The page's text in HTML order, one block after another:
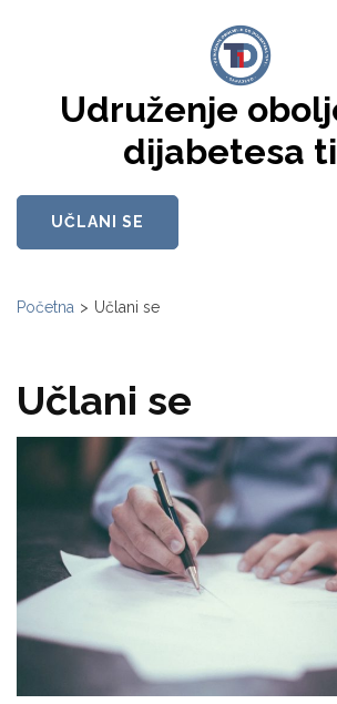
Udruženje
dijabetesa
UČLANI SE
Početna > Učlani se
Učlani se